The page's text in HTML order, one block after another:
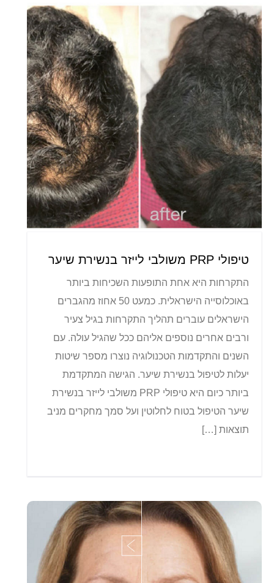
טיפולי PRP משולבי לייזר בנשירת שיער
התקרחות היא אחת התופעות השכיחות ביותר
באוכלוסייה הישראלית. כמעט 50 אחוז מהגברים
הישראלים עוברים תהליך התקרחות בגיל צעיר
ורבים אחרים נוספים אליהם ככל שהגיל עולה. עם
השנים והתקדמות הטכנולוגיה נוצרו מספר שיטות
יעלות לטיפול בנשירת שיער. הגישה המתקדמת
ביותר כיום היא טיפולי PRP משולבי לייזר בנשירת
שיער הטיפול בטוח לחלוטין ועל סמך מחקרים מניב
תוצאות […]